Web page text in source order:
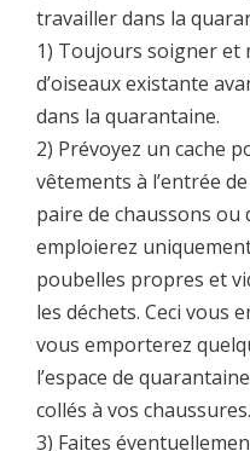
travailler dans la
1) Toujours soigner
d’oiseaux existante
dans la quarantaine.
2) Prévoyez un cache
vêtements à l’entrée
paire de chaussons ou
emploierez
poubelles propres et
les déchets. Ceci vous
vous emporterez
l’espace de
collés à vos chaussures.
3) Faites